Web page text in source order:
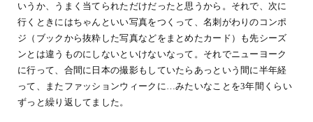
いうか、うまく当てられただけだったと思うから。それで、次に
行くときにはちゃんといい写真をつくって、名刺がわりのコンポ
ジ（ブックから抜粋した写真などをまとめたカード）も先シーズ
ンとは違うものにしないといけないなって。それでニューヨーク
に行って、合間に日本の撮影もしていたらあっという間に半年経
って、またファッションウィークに…みたいなことを3年間くらい
ずっと繰り返してました。